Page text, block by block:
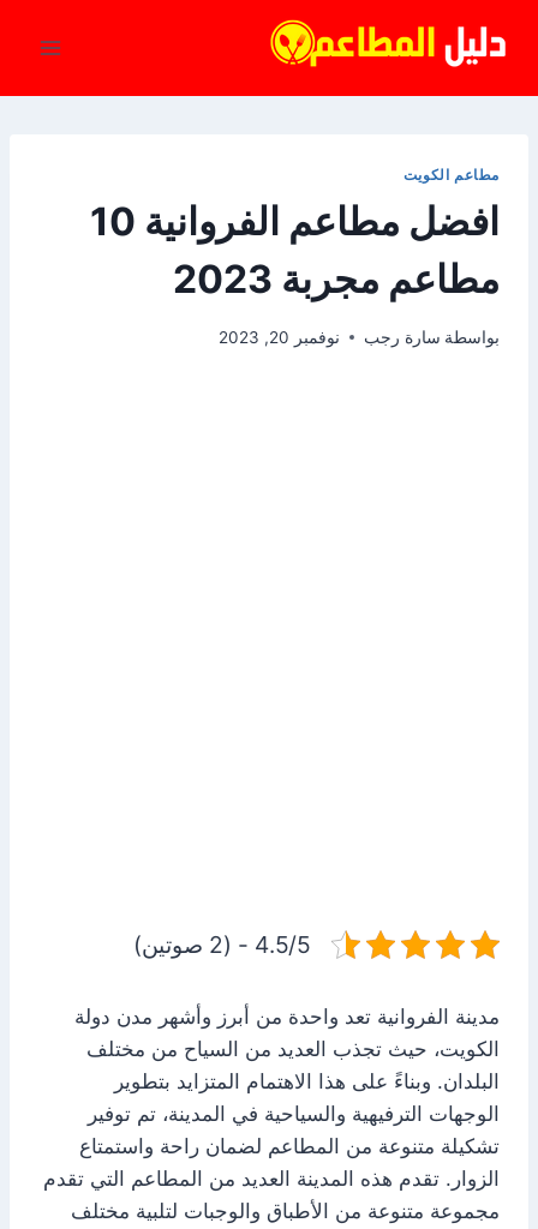
مطاعم الكويت
افضل مطاعم الفروانية 10
مطاعم مجربة 2023
بواسطة سارة رجب نوفمبر 20, 2023
4.5/5 - (2 صوتين)
مدينة الفروانية تعد واحدة من أبرز وأشهر مدن دولة
الكويت، حيث تجذب العديد من السياح من مختلف
البلدان. وبناءً على هذا الاهتمام المتزايد بتطوير
الوجهات الترفيهية والسياحية في المدينة، تم توفير
تشكيلة متنوعة من المطاعم لضمان راحة واستمتاع
الزوار. تقدم هذه المدينة العديد من المطاعم التي تقدم
مجموعة متنوعة من الأطباق والوجبات لتلبية مختلف